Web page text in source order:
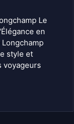
Le
en
style et
voyageurs